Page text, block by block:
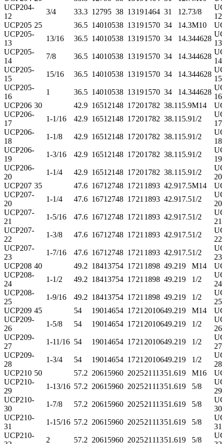
UCP204-
12
3/4 33.3 12795 38 13191464 31 12.73/8
12
UCP205 25 36.5 14010538 13191570 34 14.3M10
UCP205-
13
13/16 36.5 14010538 13191570 34 14.344628
13
UCP205-
14
7/8 36.5 14010538 13191570 34 14.344628
14
UCP205-
15
15/16 36.5 14010538 13191570 34 14.344628
15
UCP205-
16
1 36.5 14010538 13191570 34 14.344628
16
UCP206 30 42.9 16512148 17201782 38.1 15.9M14
UCP206-
17
1-1/16 42.9 16512148 17201782 38.1 15.91/2
17
UCP206-
18
1-1/8 42.9 16512148 17201782 38.1 15.91/2
18
UCP206-
19
1-3/16 42.9 16512148 17201782 38.1 15.91/2
19
UCP206-
20
1-1/4 42.9 16512148 17201782 38.1 15.91/2
20
UCP207 35 47.6 16712748 1721 1893 42.917.5M14
UCP207-
20
1-1/4 47.6 16712748 1721 1893 42.917.51/2
20
UCP207-
21
1-5/16 47.6 16712748 1721 1893 42.917.51/2
21
UCP207-
22
1-3/8 47.6 16712748 1721 1893 42.917.51/2
22
UCP207-
23
1-7/16 47.6 16712748 1721 1893 42.917.51/2
23
UCP208 40 49.2 18413754 1721 1898 49.219 M14
UCP208-
24
1-1/2 49.2 18413754 1721 1898 49.219 1/2
24
UCP208-
25
1-9/16 49.2 18413754 1721 1898 49.219 1/2
25
UCP209 45 54 19014654 1721 2010649.219 M14
UCP209-
26
1-5/8 54 19014654 1721 2010649.219 1/2
26
UCP209-
27
1-11/16 54 19014654 1721 2010649.219 1/2
27
UCP209-
28
1-3/4 54 19014654 1721 2010649.219 1/2
28
UCP210 50 57.2 20615960 202521 11351.619 M16
UCP210-
29
1-13/16 57.2 20615960 202521 11351.619 5/8
29
UCP210-
30
1-7/8 57.2 20615960 202521 11351.619 5/8
30
UCP210-
31
1-15/16 57.2 20615960 202521 11351.619 5/8
31
UCP210-
2 57.2 20615960 202521 11351.619 5/8